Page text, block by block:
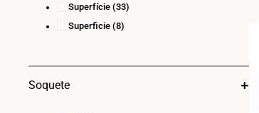
Superfície (33)
Superficie (8)
Soquete